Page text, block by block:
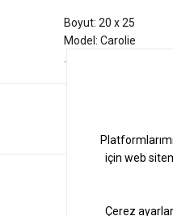
Boyut: 20 x 25
Model: Carolie